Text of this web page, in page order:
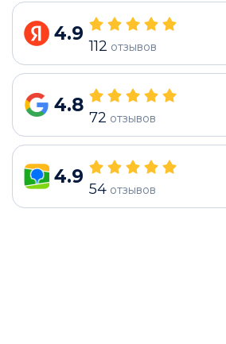
4.9
112 отзывов
4.8
72 отзывов
4.9
54 отзывов